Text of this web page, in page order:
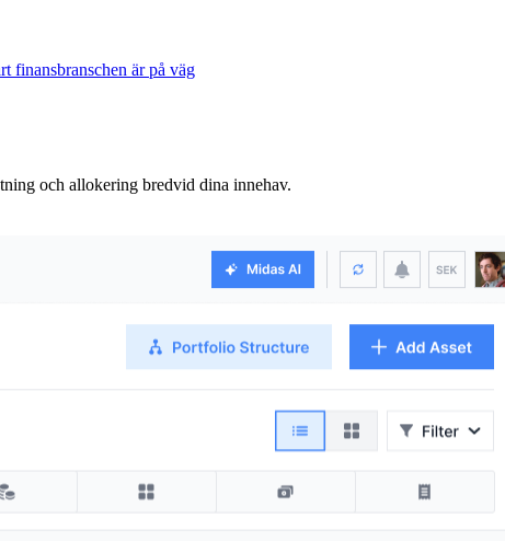
finansbranschen är på väg
och allokering bredvid dina innehav.